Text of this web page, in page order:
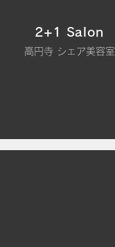
2+1 Salon
高円寺 シェア美容室